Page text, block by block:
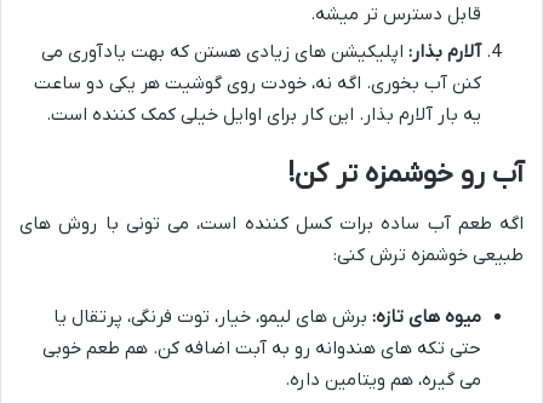
قابل دسترس تر میشه.
آلارم بذار: اپلیکیشن های زیادی هستن که بهت یادآوری می
کنن آب بخوری. اگه نه، خودت روی گوشیت هر یکی دو ساعت
یه بار آلارم بذار. این کار برای اوایل خیلی کمک کننده است.
آب رو خوشمزه تر کن!
اگه طعم آب ساده برات کسل کننده است، می تونی با روش های
طبیعی خوشمزه ترش کنی:
میوه های تازه: برش های لیمو، خیار، توت فرنگی، پرتقال یا
حتی تکه های هندوانه رو به آبت اضافه کن. هم طعم خوبی
می گیره، هم ویتامین داره.